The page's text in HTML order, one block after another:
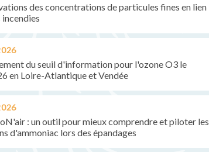
des concentrations de particules fines en lien
incendies
du seuil d'information pour l'ozone O3 le
en Loire-Atlantique et Vendée
: un outil pour mieux comprendre et piloter les
d'ammoniac lors des épandages